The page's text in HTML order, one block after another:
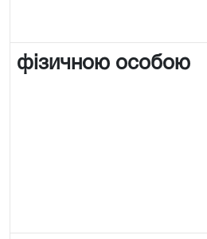
фізичною особою